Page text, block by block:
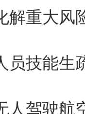
解重大风
员技能生
人驾驶航